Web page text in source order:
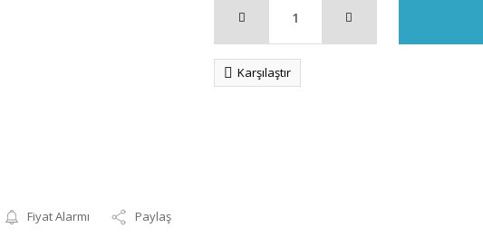
Fiyat Alarmı Paylaş
Karşılaştır